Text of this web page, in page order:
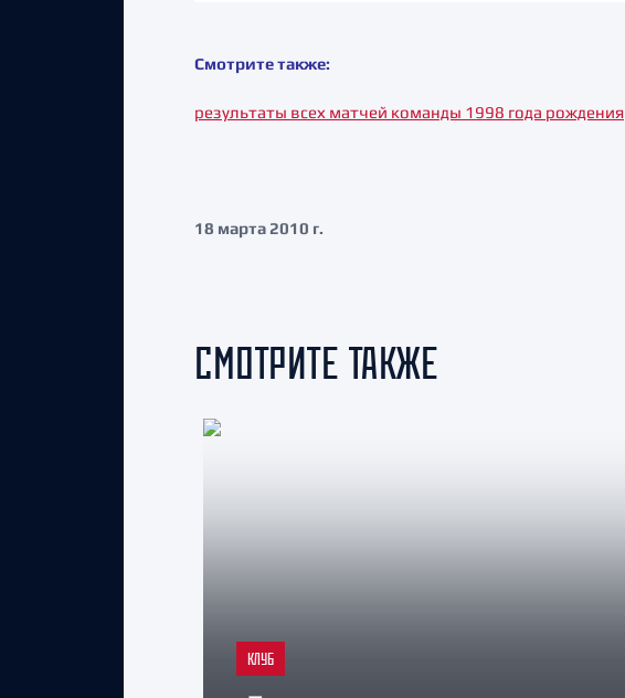
Смотрите также:
результаты всех матчей команды 1998 года рождения
18 марта 2010 г.
СМОТРИТЕ ТАКЖЕ
КЛУБ